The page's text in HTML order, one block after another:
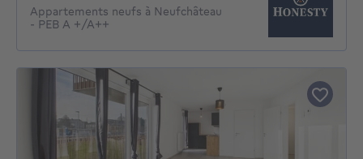
Appartements neufs à Neufchâteau
- PEB A +/A++